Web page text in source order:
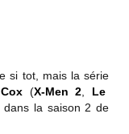
si tot, mais la série
(X-Men 2
Le
dans la saison 2 de